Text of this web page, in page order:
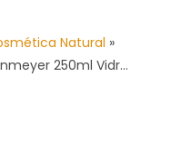
Natural »
250ml Vidr…